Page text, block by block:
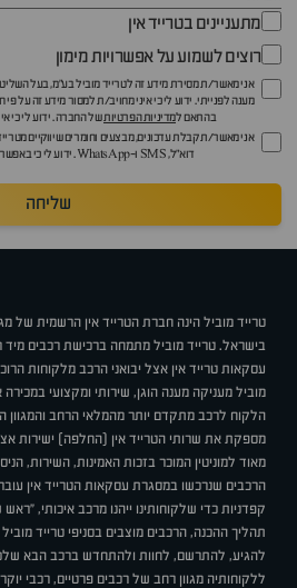
מתעניינים בטרייד אין
רוצים לשמוע על אפשרויות מימון
אני מאשר/ת מסירת מידע זה לטרייד מוביל בע"מ, בעל
מענה לפנייתי. ידוע לי כי איני מחויב/ת למסור מידע זה על פי
בהתאם למדיניות הפרטיותשל החברה. ידוע לי כי
אני מאשר/ת קבלת עדכונים, מבצעים וחומרים שיווקיים
דוא״ל, SMS ו-WhatsApp. ידוע לי כי באפשרותי לבטל הסכמה זו בכל עת.
שליחה
טרייד מוביל הינה חברת הטרייד אין הרשמית של
בישראל. טרייד מוביל מתמחה ברכישת רכבים
עסקאות טרייד אין אצל יבואני הרכב מלקוחות
מוביל מעניקה מענה הוגן, שירותי ומקצועי
הלקוח לרכב מתקדם יותר מהמלאי הרחב והמגוון
מספקת את שרותי הטרייד אין (החלפה) ישירות
מאוד למוניטין המוכר בזכות האמינות, השירות,
הרכבים שנרכשו במסגרת עסקאות הטרייד אין
קפדניות כדי שלקוחותינו ייהנו מרכב איכותי,
תהליך ההכנה, הרכבים מוצבים בסניפי טרייד
להגיע, להתרשם, לחוות ולהתחדש ברכב הבא
ללקוחותיה מגוון רחב של רכבים פרטיים, רכבי